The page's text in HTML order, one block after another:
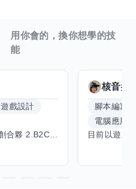
用你會的，換你想學的技
能
遊戲設計
核音擅
腳本編寫
電腦應用